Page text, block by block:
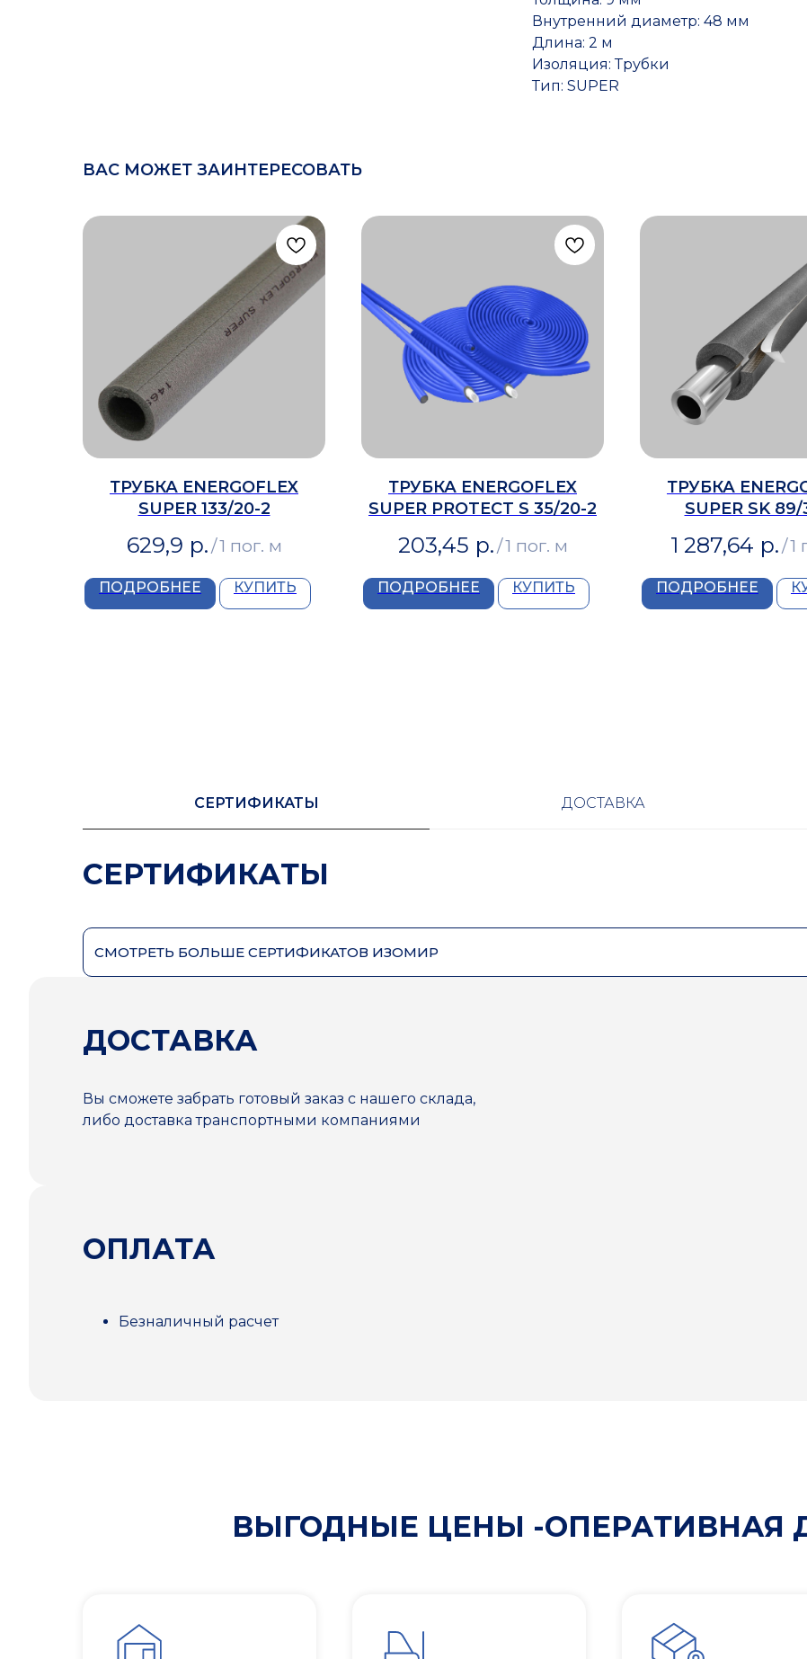
Внутренний диаметр: 48 мм
Длина: 2 м
Изоляция: Трубки
Тип: SUPER
ВАС МОЖЕТ ЗАИНТЕРЕСОВАТЬ
ТРУБКА ENERGOFLEX
SUPER 133/20-2
629,9 р./1 пог. м
ПОДРОБНЕЕ КУПИТЬ
ТРУБКА ENERGOFLEX
SUPER PROTECT S 35/20-2
203,45 р./1 пог. м
ПОДРОБНЕЕ КУПИТЬ
ТРУБКА
SUPER SK 89/
1 287,64 р./1
ПОДРОБНЕЕ
СЕРТИФИКАТЫ ДОСТАВКА
СЕРТИФИКАТЫ
СМОТРЕТЬ БОЛЬШЕ СЕРТИФИКАТОВ ИЗОМИР
ДОСТАВКА
Вы сможете забрать готовый заказ с нашего склада,
либо доставка транспортными компаниями
ОПЛАТА
Безналичный расчет
ВЫГОДНЫЕ ЦЕНЫ -ОПЕРАТИВНАЯ